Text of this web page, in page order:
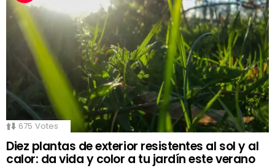
675 Votes
Diez plantas de exterior resistentes al sol y al
calor: da vida y color a tu jardín este verano